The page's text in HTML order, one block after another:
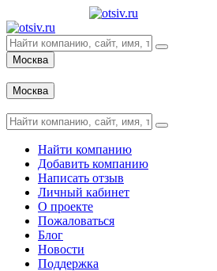
Москва
Москва
Найти компанию
Добавить компанию
Написать отзыв
Личный кабинет
О проекте
Пожаловаться
Блог
Новости
Поддержка